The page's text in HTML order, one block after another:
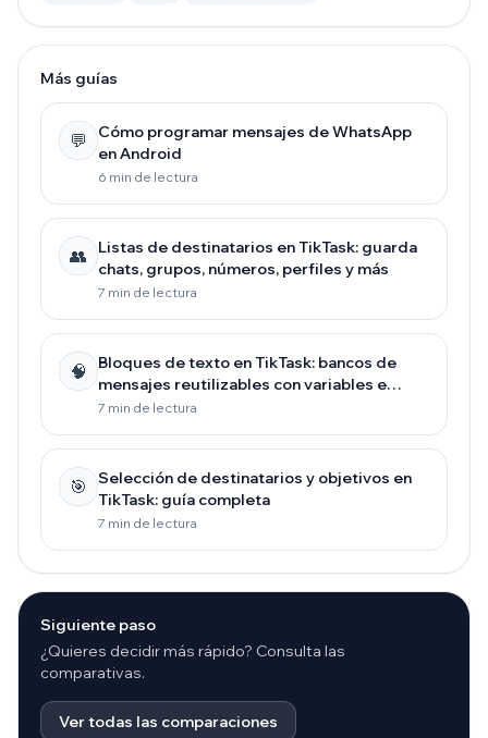
Más guías
💬
Cómo programar mensajes de WhatsApp
en Android
6 min de lectura
👥
Listas de destinatarios en TikTask: guarda
chats, grupos, números, perfiles y más
7 min de lectura
🧠
Bloques de texto en TikTask: bancos de
mensajes reutilizables con variables e
inserción masiva
7 min de lectura
🎯
Selección de destinatarios y objetivos en
TikTask: guía completa
7 min de lectura
Siguiente paso
¿Quieres decidir más rápido? Consulta las
comparativas.
Ver todas las comparaciones